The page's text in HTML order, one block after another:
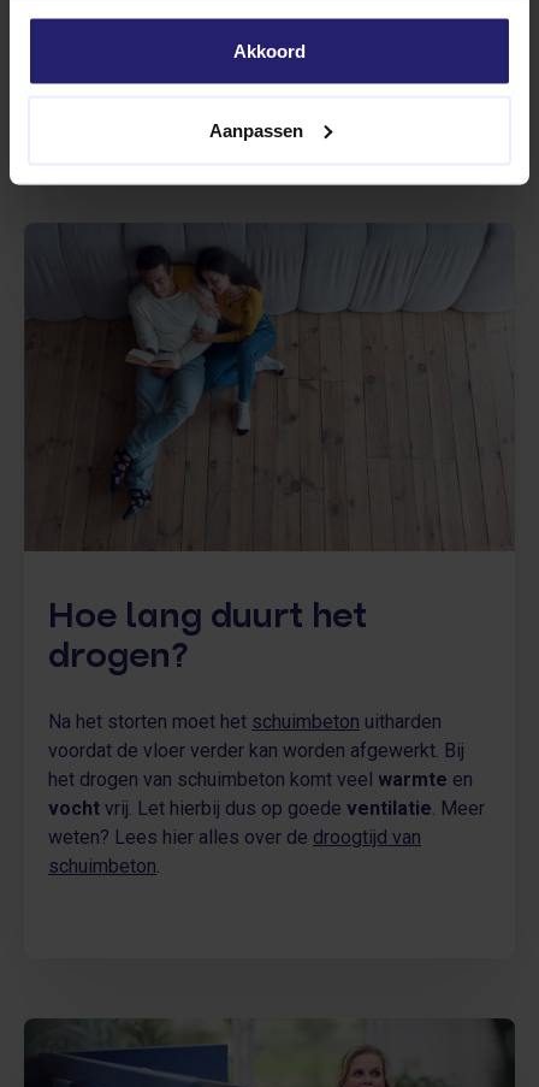
Akkoord
Aanpassen
daarna kunt verwachten? Lees ons uitgebreide blog
droogtijd van schuimbeton
Hoe lang duurt het
drogen?
Na het storten moet het schuimbeton uitharden
voordat de vloer verder kan worden afgewerkt. Bij
het drogen van schuimbeton komt veel warmte en
vocht vrij. Let hierbij dus op goede ventilatie . Meer
weten? Lees hier alles over de droogtijd van
schuimbeton